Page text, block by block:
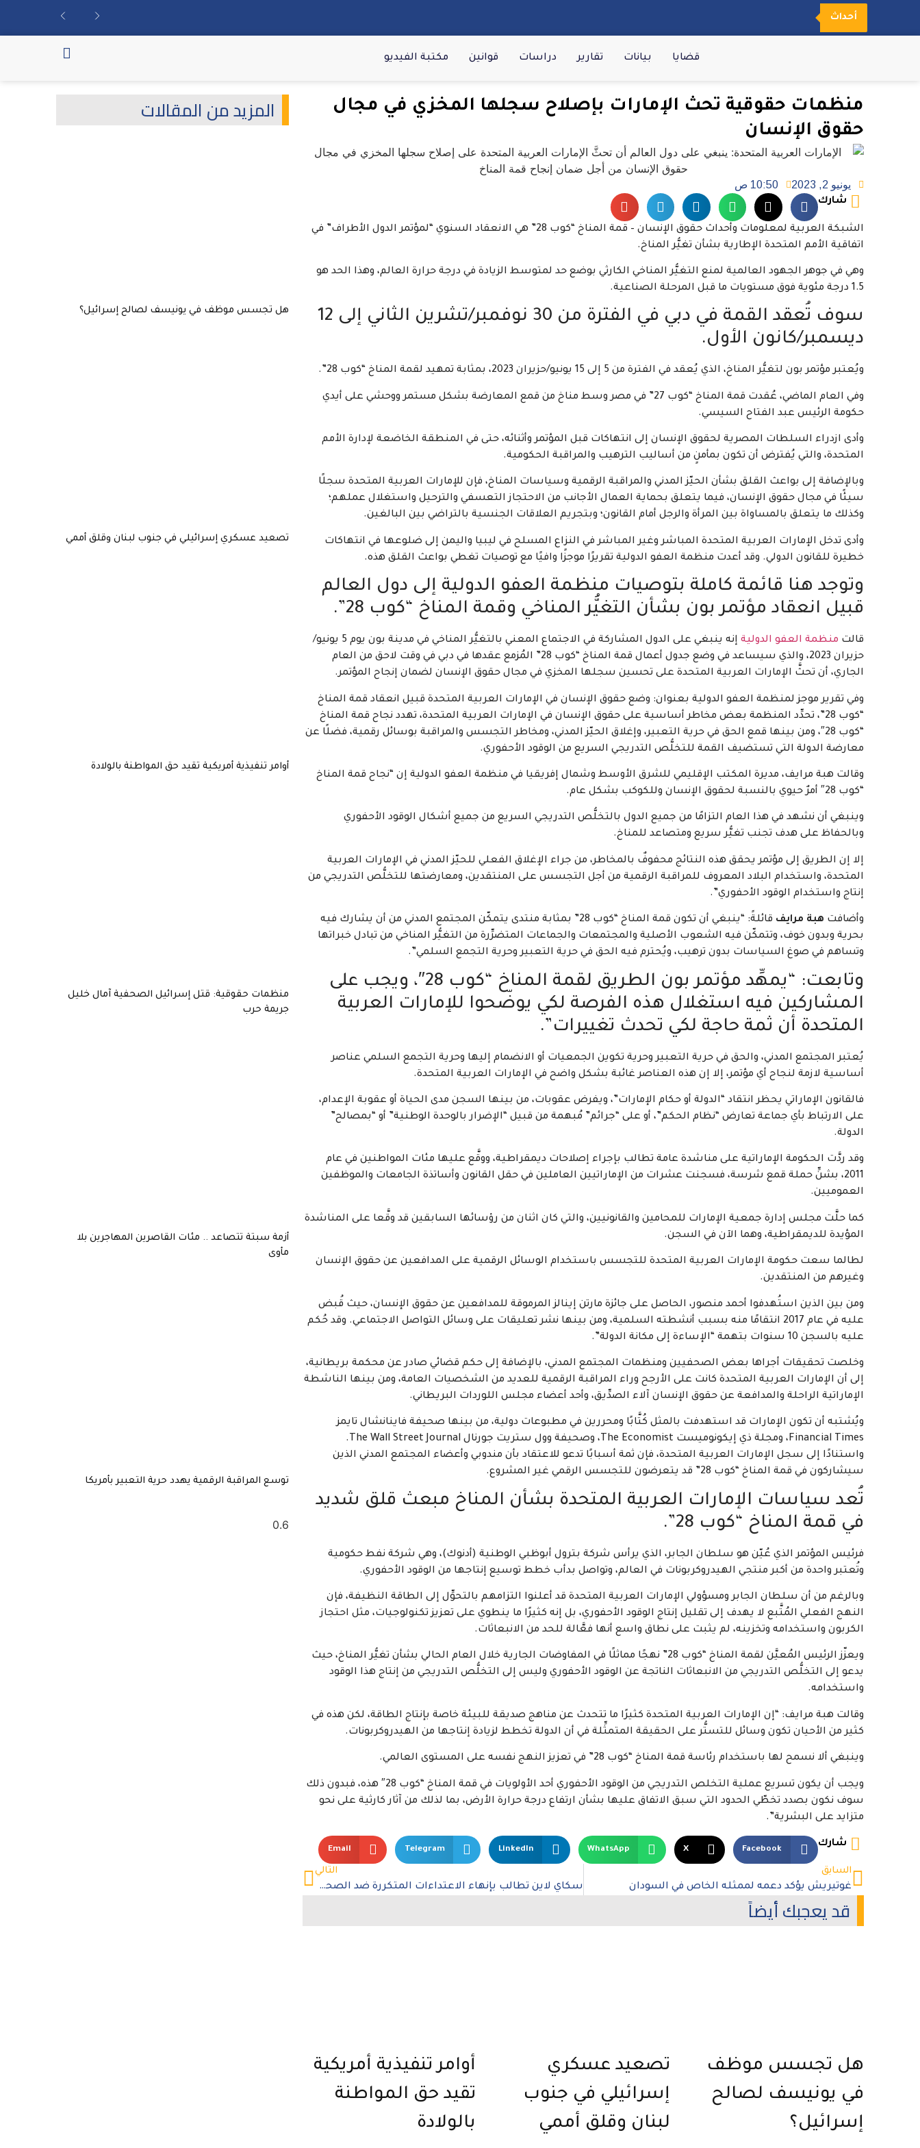
أحداث
قضايا بيانات تقارير دراسات قوانين مكتبة الفيديو
منظمات حقوقية تحث الإمارات بإصلاح سجلها المخزي في مجال
حقوق الإنسان
يونيو 2, 2023 10:50 ص
شارك
الشبكة العربية لمعلومات وأحداث حقوق الإنسان – قمة المناخ “كوب 28” هي الانعقاد السنوي “لمؤتمر الدول الأطراف” في
اتفاقية الأمم المتحدة الإطارية بشأن تغيُّر المناخ.
وهي في جوهر الجهود العالمية لمنع التغيُّر المناخي الكارثي بوضع حد لمتوسط الزيادة في درجة حرارة العالم، وهذا الحد هو
1.5 درجة مئوية فوق مستويات ما قبل المرحلة الصناعية.
سوف تُعقد القمة في دبي في الفترة من 30 نوفمبر/تشرين الثاني إلى 12
ديسمبر/كانون الأول.
ويُعتبر مؤتمر بون لتغيُّر المناخ، الذي يُعقد في الفترة من 5 إلى 15 يونيو/حزيران 2023، بمثابة تمهيد لقمة المناخ “كوب 28”.
وفي العام الماضي، عُقدت قمة المناخ “كوب 27” في مصر وسط مناخ من قمع المعارضة بشكل مستمر ووحشي على أيدي
حكومة الرئيس عبد الفتاح السيسي.
وأدى ازدراء السلطات المصرية لحقوق الإنسان إلى انتهاكات قبل المؤتمر وأثنائه، حتى في المنطقة الخاضعة لإدارة الأمم
المتحدة، والتي يُفترض أن تكون بمأمنٍ من أساليب الترهيب والمراقبة الحكومية.
وبالإضافة إلى بواعث القلق بشأن الحيّز المدني والمراقبة الرقمية وسياسات المناخ، فإن للإمارات العربية المتحدة سجلًا
سيئًا في مجال حقوق الإنسان، فيما يتعلق بحماية العمال الأجانب من الاحتجاز التعسفي والترحيل واستغلال عملهم؛
وكذلك ما يتعلق بالمساواة بين المرأة والرجل أمام القانون؛ وبتجريم العلاقات الجنسية بالتراضي بين البالغين.
وأدى تدخل الإمارات العربية المتحدة المباشر وغير المباشر في النزاع المسلح في ليبيا واليمن إلى ضلوعها في انتهاكات
خطيرة للقانون الدولي. وقد أعدت منظمة العفو الدولية تقريرًا موجزًا وافيًا مع توصيات تغطي بواعث القلق هذه.
وتوجد هنا قائمة كاملة بتوصيات منظمة العفو الدولية إلى دول العالم
قبيل انعقاد مؤتمر بون بشأن التغيُّر المناخي وقمة المناخ “كوب 28”.
قالت منظمة العفو الدولية
إنه ينبغي على الدول المشاركة في الاجتماع المعني بالتغيُّر المناخي في مدينة بون يوم 5 يونيو/
حزيران 2023، والذي سيساعد في وضع جدول أعمال قمة المناخ “كوب 28” المُزمع عقدها في دبي في وقت لاحق من العام
الجاري، أن تحثَّ الإمارات العربية المتحدة على تحسين سجلها المخزي في مجال حقوق الإنسان لضمان إنجاح المؤتمر.
وفي تقرير موجز لمنظمة العفو الدولية بعنوان: وضع حقوق الإنسان في الإمارات العربية المتحدة قبيل انعقاد قمة المناخ
“كوب 28”، تحدِّد المنظمة بعض مخاطر أساسية على حقوق الإنسان في الإمارات العربية المتحدة، تهدد نجاح قمة المناخ
“كوب 28″، ومن بينها قمع الحق في حرية التعبير، وإغلاق الحيّز المدني، ومخاطر التجسس والمراقبة بوسائل رقمية، فضلًا عن
معارضة الدولة التي تستضيف القمة للتخلُّص التدريجي السريع من الوقود الأحفوري.
وقالت هبة مرايف، مديرة المكتب الإقليمي للشرق الأوسط وشمال إفريقيا في منظمة العفو الدولية إن “نجاح قمة المناخ
“كوب 28″ أمرٌ حيوي بالنسبة لحقوق الإنسان وللكوكب بشكل عام.
وينبغي أن نشهد في هذا العام التزامًا من جميع الدول بالتخلُّص التدريجي السريع من جميع أشكال الوقود الأحفوري
وبالحفاظ على هدف تجنب تغيُّر سريع ومتصاعد للمناخ.
إلا إن الطريق إلى مؤتمر يحقق هذه النتائج محفوفٌ بالمخاطر، من جراء الإغلاق الفعلي للحيّز المدني في الإمارات العربية
المتحدة، واستخدام البلاد المعروف للمراقبة الرقمية من أجل التجسس على المنتقدين، ومعارضتها للتخلُّص التدريجي من
إنتاج واستخدام الوقود الأحفوري”.
وأضافت هبة مرايف
قائلةً: “ينبغي أن تكون قمة المناخ “كوب 28” بمثابة منتدى يتمكّن المجتمع المدني من أن يشارك فيه
بحرية وبدون خوف، وتتمكّن فيه الشعوب الأصلية والمجتمعات والجماعات المتضرِّرة من التغيُّر المناخي من تبادل خبراتها
وتساهم في صوغ السياسات بدون ترهيب، ويُحترم فيه الحق في حرية التعبير وحرية التجمع السلمي”.
وتابعت: “يمهِّد مؤتمر بون الطريق لقمة المناخ “كوب 28″، ويجب على
المشاركين فيه استغلال هذه الفرصة لكي يوضّحوا للإمارات العربية
المتحدة أن ثمة حاجة لكي تحدث تغييرات”.
يُعتبر المجتمع المدني، والحق في حرية التعبير وحرية تكوين الجمعيات أو الانضمام إليها وحرية التجمع السلمي عناصر
أساسية لازمة لنجاح أي مؤتمر، إلا إن هذه العناصر غائبة بشكل واضح في الإمارات العربية المتحدة.
فالقانون الإماراتي يحظر انتقاد “الدولة أو حكام الإمارات”، ويفرض عقوبات، من بينها السجن مدى الحياة أو عقوبة الإعدام،
على الارتباط بأي جماعة تعارض “نظام الحكم”، أو على “جرائم” مُبهمة من قبيل “الإضرار بالوحدة الوطنية” أو “بمصالح”
الدولة.
وقد ردَّت الحكومة الإماراتية على مناشدة عامة تطالب بإجراء إصلاحات ديمقراطية، ووقَّع عليها مئات المواطنين في عام
2011، بشنِّ حملة قمع شرسة، فسجنت عشرات من الإماراتيين العاملين في حقل القانون وأساتذة الجامعات والموظفين
العموميين.
كما حلَّت مجلس إدارة جمعية الإمارات للمحامين والقانونيين، والتي كان اثنان من رؤسائها السابقين قد وقَّعا على المناشدة
المؤيدة للديمقراطية، وهما الآن في السجن.
لطالما سعت حكومة الإمارات العربية المتحدة للتجسس باستخدام الوسائل الرقمية على المدافعين عن حقوق الإنسان
وغيرهم من المنتقدين.
ومن بين الذين استُهدفوا أحمد منصور، الحاصل على جائزة مارتن إينالز المرموقة للمدافعين عن حقوق الإنسان، حيث قُبض
عليه في عام 2017 انتقامًا منه بسبب أنشطته السلمية، ومن بينها نشر تعليقات على وسائل التواصل الاجتماعي. وقد حُكم
عليه بالسجن 10 سنوات بتهمة “الإساءة إلى مكانة الدولة”.
وخلصت تحقيقات أجراها بعض الصحفيين ومنظمات المجتمع المدني، بالإضافة إلى حكم قضائي صادر عن محكمة بريطانية،
إلى أن الإمارات العربية المتحدة كانت على الأرجح وراء المراقبة الرقمية للعديد من الشخصيات العامة، ومن بينها الناشطة
الإماراتية الراحلة والمدافعة عن حقوق الإنسان آلاء الصدِّيق، وأحد أعضاء مجلس اللوردات البريطاني.
ويُشتبه أن تكون الإمارات قد استهدفت بالمثل كُتَّابًا ومحررين في مطبوعات دولية، من بينها صحيفة فاينانشال تايمز
Financial Times، ومجلة ذي إيكونوميست The Economist، وصحيفة وول ستريت جورنال The Wall Street Journal.
واستنادًا إلى سجل الإمارات العربية المتحدة، فإن ثمة أسبابًا تدعو للاعتقاد بأن مندوبي وأعضاء المجتمع المدني الذين
سيشاركون في قمة المناخ “كوب 28” قد يتعرضون للتجسس الرقمي غير المشروع.
تُعد سياسات الإمارات العربية المتحدة بشأن المناخ مبعث قلق شديد
في قمة المناخ “كوب 28”.
فرئيس المؤتمر الذي عُيّن هو سلطان الجابر، الذي يرأس شركة بترول أبوظبي الوطنية (أدنوك)، وهي شركة نفط حكومية
وتُعتبر واحدة من أكبر منتجي الهيدروكربونات في العالم، وتواصل بدأب خطط توسيع إنتاجها من الوقود الأحفوري.
وبالرغم من أن سلطان الجابر ومسؤولي الإمارات العربية المتحدة قد أعلنوا التزامهم بالتحوِّل إلى الطاقة النظيفة، فإن
النهج الفعلي المُتَّبع لا يهدف إلى تقليل إنتاج الوقود الأحفوري، بل إنه كثيرًا ما ينطوي على تعزيز تكنولوجيات، مثل احتجاز
الكربون واستخدامه وتخزينه، لم يثبت على نطاق واسع أنها فعَّالة للحد من الانبعاثات.
ويعزّز الرئيس المُعيَّن لقمة المناخ “كوب 28” نهجًا مماثلًا في المفاوضات الجارية خلال العام الحالي بشأن تغيُّر المناخ، حيث
يدعو إلى التخلُّص التدريجي من الانبعاثات الناتجة عن الوقود الأحفوري وليس إلى التخلُّص التدريجي من إنتاج هذا الوقود
واستخدامه.
وقالت هبة مرايف: “إن الإمارات العربية المتحدة كثيرًا ما تتحدث عن مناهج صديقة للبيئة خاصة بإنتاج الطاقة، لكن هذه في
كثير من الأحيان تكون وسائل للتستُّر على الحقيقة المتمثِّلة في أن الدولة تخطط لزيادة إنتاجها من الهيدروكربونات.
وينبغي ألا نسمح لها باستخدام رئاسة قمة المناخ “كوب 28” في تعزيز النهج نفسه على المستوى العالمي.
ويجب أن يكون تسريع عملية التخلص التدريجي من الوقود الأحفوري أحد الأولويات في قمة المناخ “كوب 28″ هذه، فبدون ذلك
سوف نكون بصدد تخطّي الحدود التي سبق الاتفاق عليها بشأن ارتفاع درجة حرارة الأرض، بما لذلك من آثار كارثية على نحو
متزايد على البشرية”.
شارك
Facebook
X
WhatsApp
LinkedIn
Telegram
Email
السابق
غوتيريش يؤكد دعمه لممثله الخاص في السودان
التالي
سكاي لاين تطالب بإنهاء الاعتداءات المتكررة ضد الصحفيين الفلسطينيين
قد يعجبك أيضاً
هل تجسس موظف
في يونيسف لصالح
إسرائيل؟
تصعيد عسكري
إسرائيلي في جنوب
لبنان وقلق أممي
أوامر تنفيذية أمريكية
تقيد حق المواطنة
بالولادة
المزيد من المقالات
هل تجسس موظف في يونيسف لصالح إسرائيل؟
تصعيد عسكري إسرائيلي في جنوب لبنان وقلق أممي
أوامر تنفيذية أمريكية تقيد حق المواطنة بالولادة
منظمات حقوقية: قتل إسرائيل الصحفية آمال خليل
جريمة حرب
أزمة سبتة تتصاعد .. مئات القاصرين المهاجرين بلا
مأوى
توسع المراقبة الرقمية يهدد حرية التعبير بأمريكا